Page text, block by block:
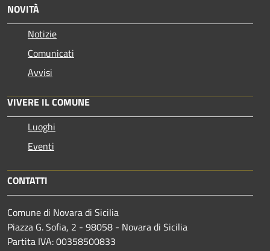
NOVITÀ
Notizie
Comunicati
Avvisi
VIVERE IL COMUNE
Luoghi
Eventi
CONTATTI
Comune di Novara di Sicilia
Piazza G. Sofia, 2 - 98058 - Novara di Sicilia
Partita IVA: 00358500833